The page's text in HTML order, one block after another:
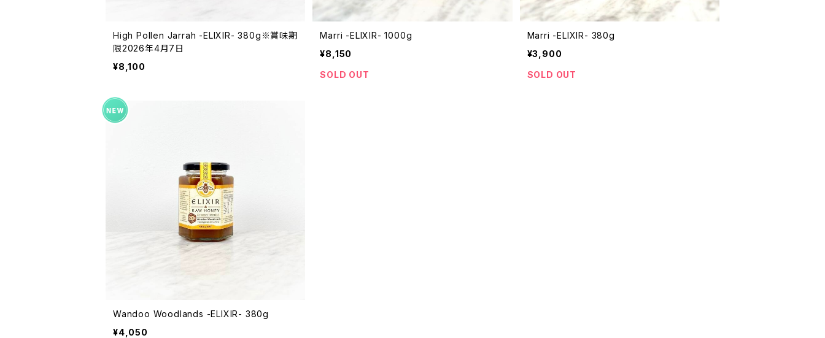
High Pollen Jarrah -ELIXIR- 380g※賞味期
限2026年4月7日
¥8,100
Marri -ELIXIR- 1000g
¥8,150
SOLD OUT
Marri -ELIXIR- 380g
¥3,900
SOLD OUT
Wandoo Woodlands -ELIXIR- 380g
¥4,050